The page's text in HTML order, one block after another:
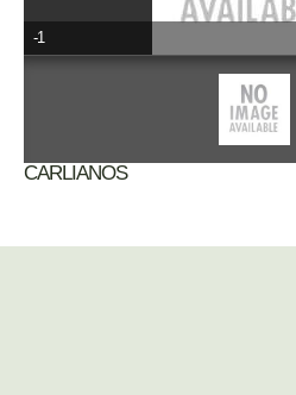
-1
CARLIANOS